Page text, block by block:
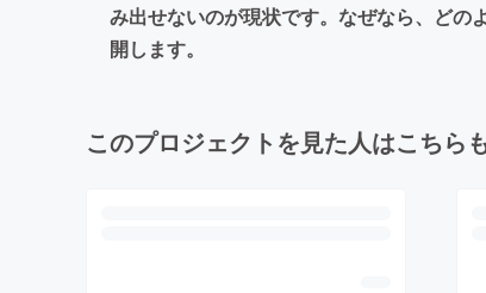
み出せないのが現状です。なぜなら、どの
開します。
このプロジェクトを見た人はこちら